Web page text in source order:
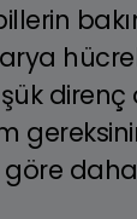
direnç
daha